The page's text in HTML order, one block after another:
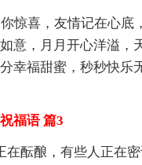
惊喜，友情记在心底
意，月月开心洋溢，
幸福甜蜜，秒秒快乐
福语 篇3
在酝酿，有些人正在